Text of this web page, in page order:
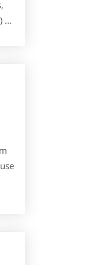
...